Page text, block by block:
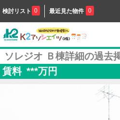
検討リスト 0 最近見た物件 0
ソレジオ Ｂ棟詳細の過去
賃料 ***万円